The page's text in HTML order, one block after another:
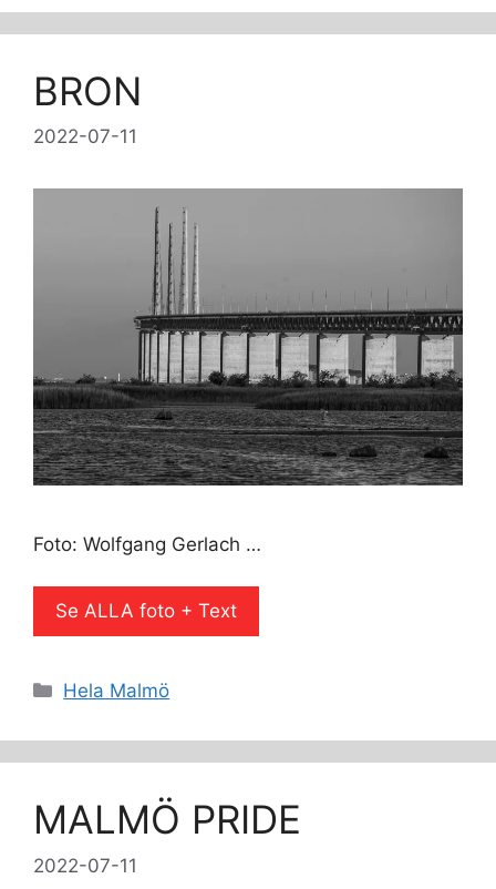
BRON
2022-07-11
Foto: Wolfgang Gerlach …
Se ALLA foto + Text
Kategorier
Hela Malmö
MALMÖ PRIDE
2022-07-11